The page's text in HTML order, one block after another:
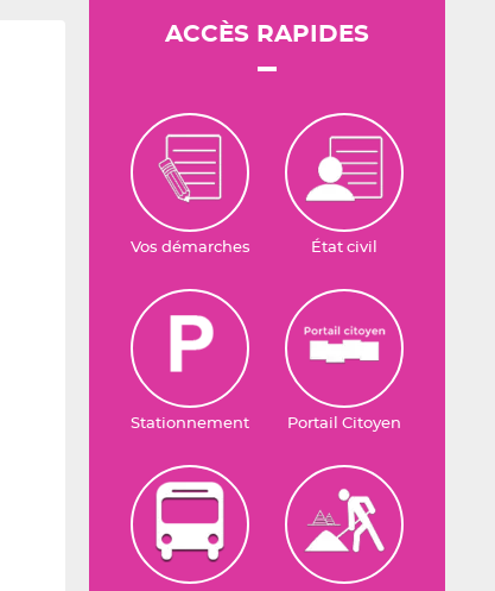
ACCÈS RAPIDES
Vos démarches État civil
Stationnement Portail Citoyen